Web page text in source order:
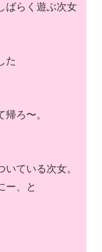
ばらく遊ぶ次女
た
ろ〜。
ている次女。
ー、と